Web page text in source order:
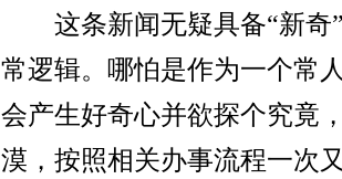
这条新闻无疑具备“新奇”
常逻辑。哪怕是作为一个常
会产生好奇心并欲探个究竟
漠，按照相关办事流程一次